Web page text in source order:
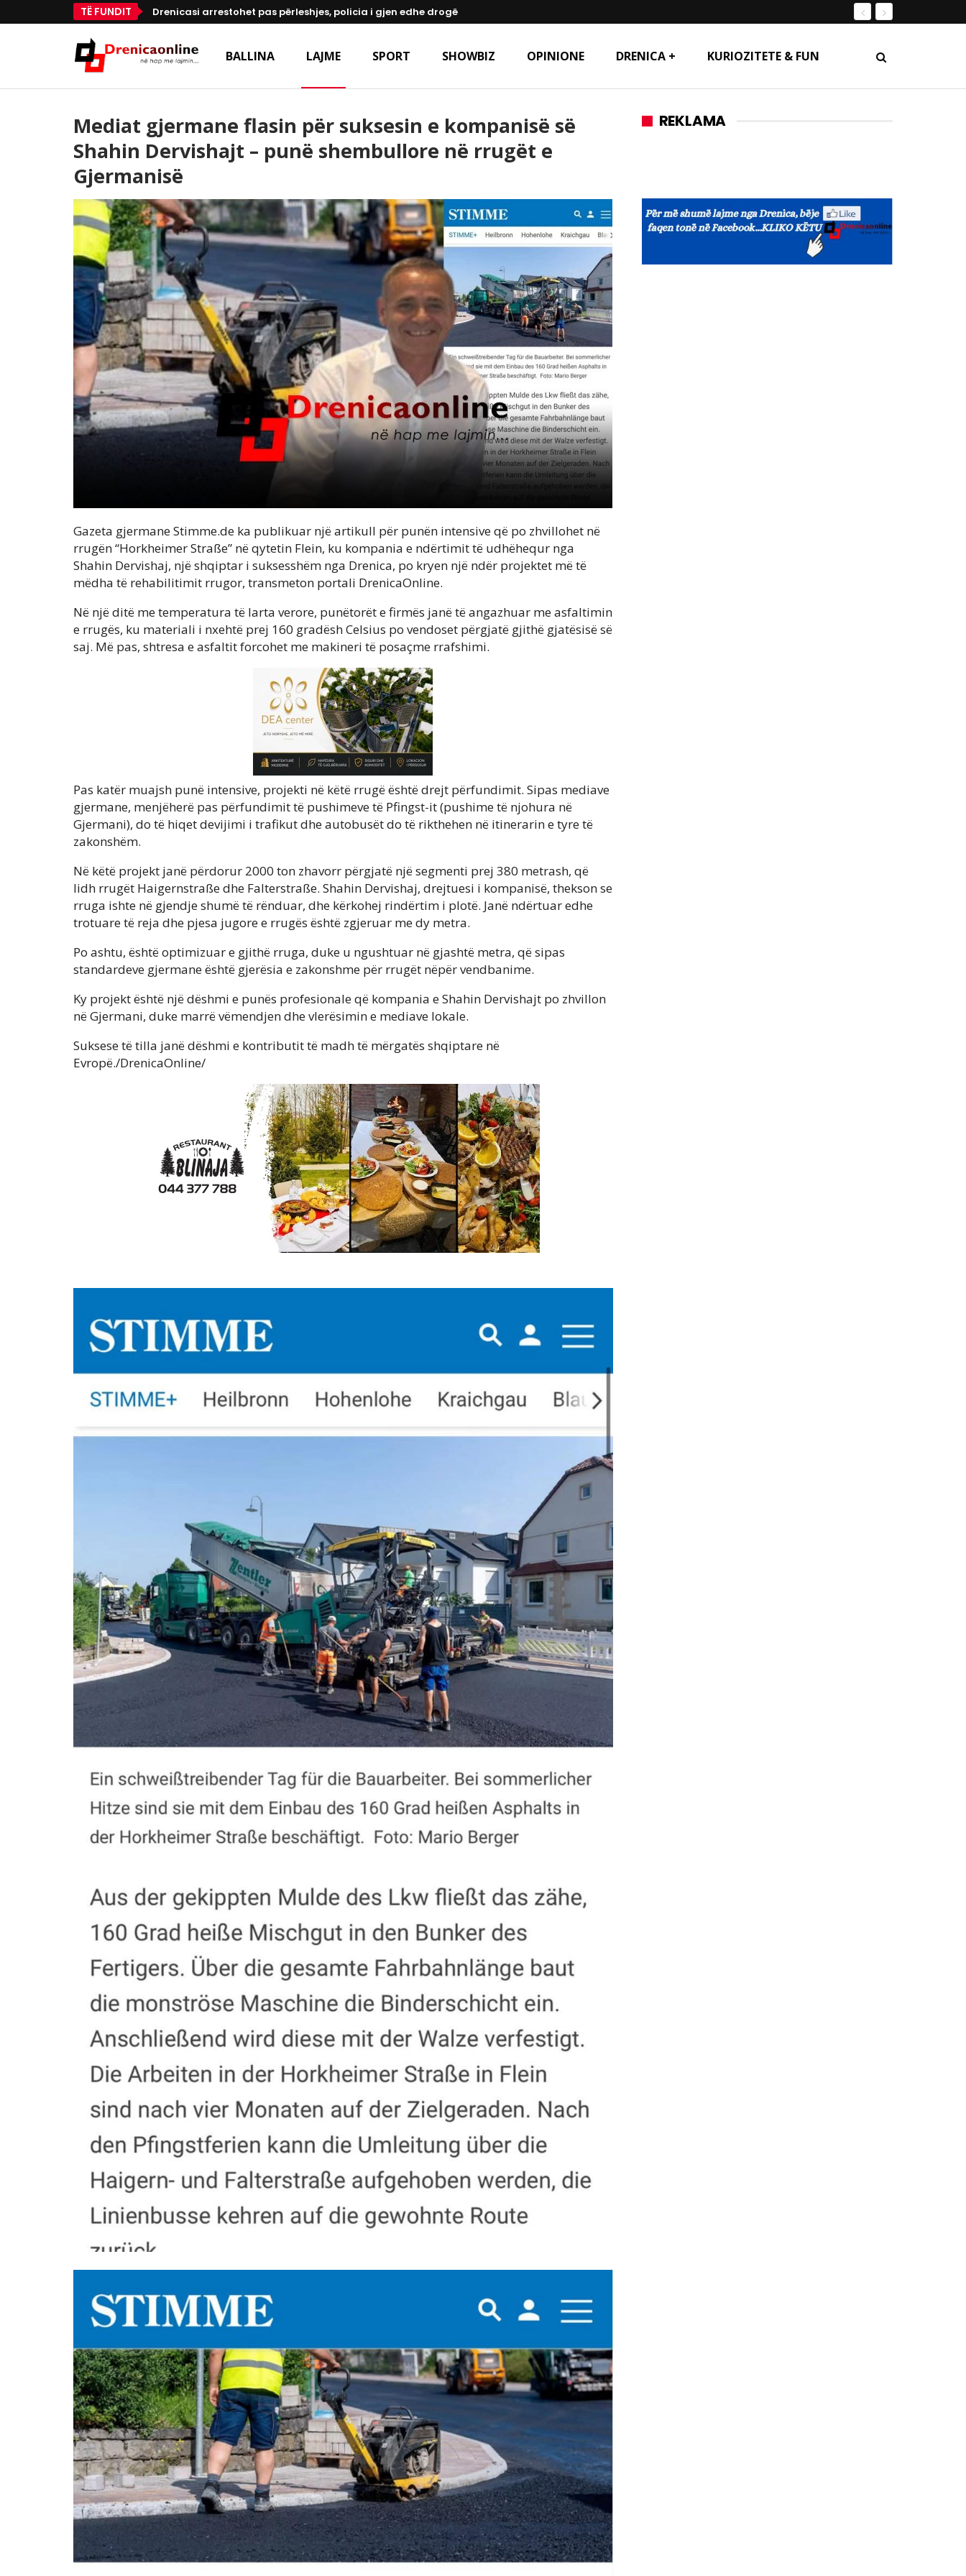
TË FUNDIT Drenicasi arrestohet pas përleshjes, policia i gjen edhe drogë
BALLINA LAJME SPORT SHOWBIZ OPINIONE DRENICA + KURIOZITETE & FUN
Mediat gjermane flasin për suksesin e kompanisë së
Shahin Dervishajt – punë shembullore në rrugët e
Gjermanisë
Gazeta gjermane Stimme.de ka publikuar një artikull për punën intensive që po zhvillohet në
rrugën “Horkheimer Straße” në qytetin Flein, ku kompania e ndërtimit të udhëhequr nga
Shahin Dervishaj, një shqiptar i suksesshëm nga Drenica, po kryen një ndër projektet më të
mëdha të rehabilitimit rrugor, transmeton portali DrenicaOnline.
Në një ditë me temperatura të larta verore, punëtorët e firmës janë të angazhuar me asfaltimin
e rrugës, ku materiali i nxehtë prej 160 gradësh Celsius po vendoset përgjatë gjithë gjatësisë së
saj. Më pas, shtresa e asfaltit forcohet me makineri të posaçme rrafshimi.
Pas katër muajsh punë intensive, projekti në këtë rrugë është drejt përfundimit. Sipas mediave
gjermane, menjëherë pas përfundimit të pushimeve të Pfingst-it (pushime të njohura në
Gjermani), do të hiqet devijimi i trafikut dhe autobusët do të rikthehen në itinerarin e tyre të
zakonshëm.
Në këtë projekt janë përdorur 2000 ton zhavorr përgjatë një segmenti prej 380 metrash, që
lidh rrugët Haigernstraße dhe Falterstraße. Shahin Dervishaj, drejtuesi i kompanisë, thekson se
rruga ishte në gjendje shumë të rënduar, dhe kërkohej rindërtim i plotë. Janë ndërtuar edhe
trotuare të reja dhe pjesa jugore e rrugës është zgjeruar me dy metra.
Po ashtu, është optimizuar e gjithë rruga, duke u ngushtuar në gjashtë metra, që sipas
standardeve gjermane është gjerësia e zakonshme për rrugët nëpër vendbanime.
Ky projekt është një dëshmi e punës profesionale që kompania e Shahin Dervishajt po zhvillon
në Gjermani, duke marrë vëmendjen dhe vlerësimin e mediave lokale.
Suksese të tilla janë dëshmi e kontributit të madh të mërgatës shqiptare në
Evropë./DrenicaOnline/
REKLAMA